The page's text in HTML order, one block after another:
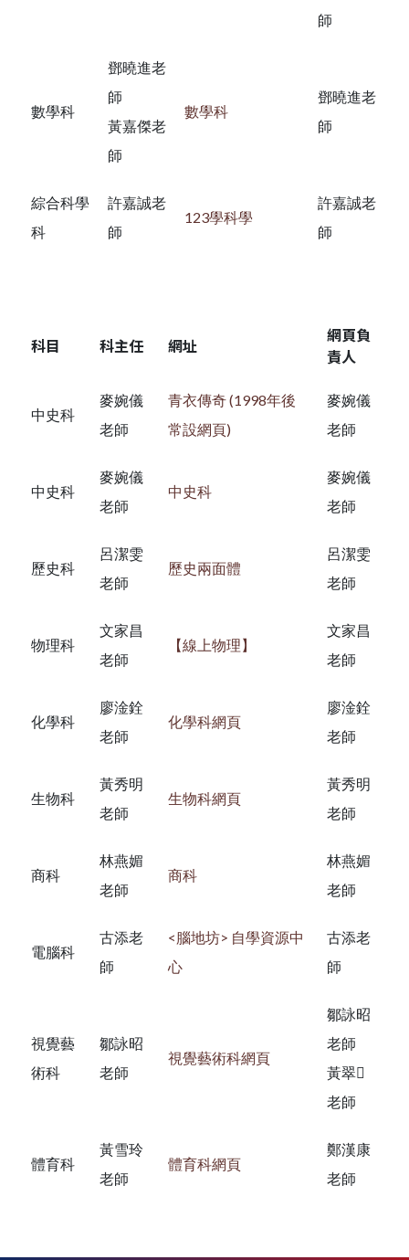
師
數學科
鄧曉進老
師
黃嘉傑老
師
數學科
鄧曉進老
師
綜合科學
科
許嘉誠老
師
123學科學
許嘉誠老
師
科目 科主任 網址
網頁負
責人
中史科
麥婉儀
老師
青衣傳奇 (1998年後
常設網頁)
麥婉儀
老師
中史科
麥婉儀
老師
中史科
麥婉儀
老師
歷史科
呂潔雯
老師
歷史兩面體
呂潔雯
老師
物理科
文家昌
老師
【線上物理】
文家昌
老師
化學科
廖淦銓
老師
化學科網頁
廖淦銓
老師
生物科
黃秀明
老師
生物科網頁
黃秀明
老師
商科
林燕媚
老師
商科
林燕媚
老師
電腦科
古添老
師
<腦地坊> 自學資源中
心
古添老
師
視覺藝
術科
鄒詠昭
老師
視覺藝術科網頁
鄒詠昭
老師
黃翠
老師
體育科
黃雪玲
老師
體育科網頁
鄭漢康
老師